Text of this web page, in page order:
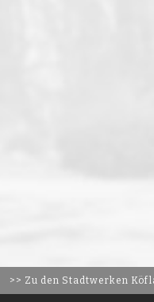
>> Zu den Stadtwerken